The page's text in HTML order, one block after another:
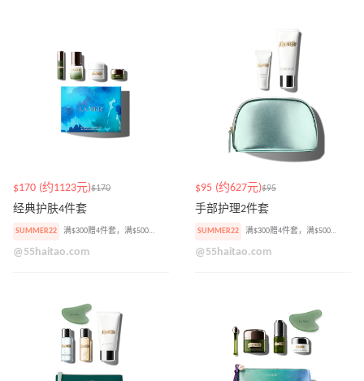
$170 (约1123元)$170
经典护肤4件套
SUMMER22 满$300赠4件套，满$500加赠焕肤精华小样
@55haitao.com
$95 (约627元)$95
手部护理2件套
SUMMER22 满$300赠4件套，满$500加赠焕肤精华小样
@55haitao.com